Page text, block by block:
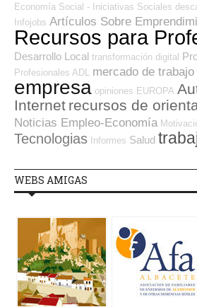
Economía Social - Iniciativas Sociales
Infojobs Artículos Sobre
Recursos para
Desarrollo Local transformación digital
Profesionales ADL
mercado de trabajo
empresa opiniones EUROPA
Internet recursos de
Noticias Empleo-Economía
Tecnologias Informes Salud
WEBS AMIGAS